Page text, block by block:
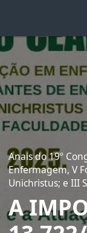
Anais do 19º
Enfermagem, V
Unichristus; e III
A